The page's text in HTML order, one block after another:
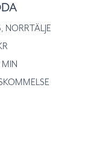
, NORRTÄLJE
MIN